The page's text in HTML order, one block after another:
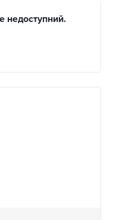
недоступний.